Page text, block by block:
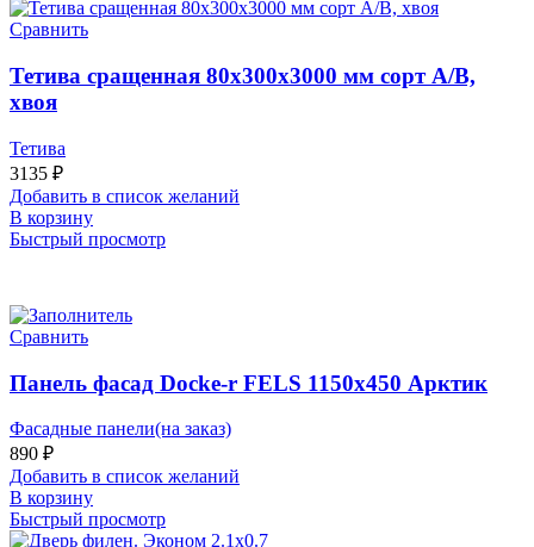
Сравнить
Тетива сращенная 80х300х3000 мм сорт А/В,
хвоя
Тетива
3135 ₽
Добавить в список желаний
В корзину
Быстрый просмотр
Сравнить
Панель фасад Docke-r FELS 1150х450 Арктик
Фасадные панели(на заказ)
890 ₽
Добавить в список желаний
В корзину
Быстрый просмотр